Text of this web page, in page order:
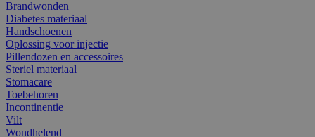
Brandwonden
Diabetes materiaal
Handschoenen
Oplossing voor injectie
Pillendozen en accessoires
Steriel materiaal
Stomacare
Toebehoren
Incontinentie
Vilt
Wondhelend